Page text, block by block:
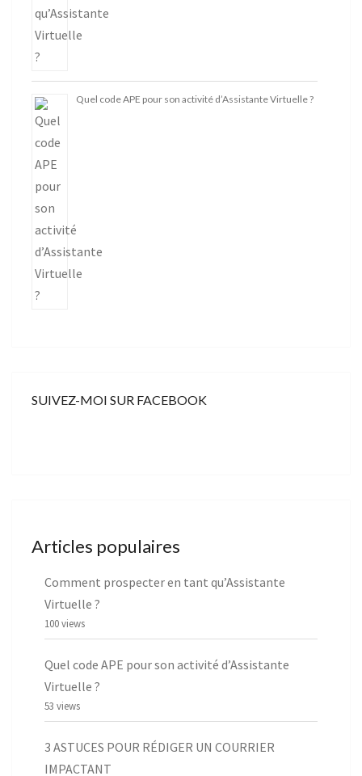
Quel code APE pour son activité d’Assistante Virtuelle ?
SUIVEZ-MOI SUR FACEBOOK
Articles populaires
Comment prospecter en tant qu’Assistante
Virtuelle ?
100 views
Quel code APE pour son activité d’Assistante
Virtuelle ?
53 views
3 ASTUCES POUR RÉDIGER UN COURRIER
IMPACTANT